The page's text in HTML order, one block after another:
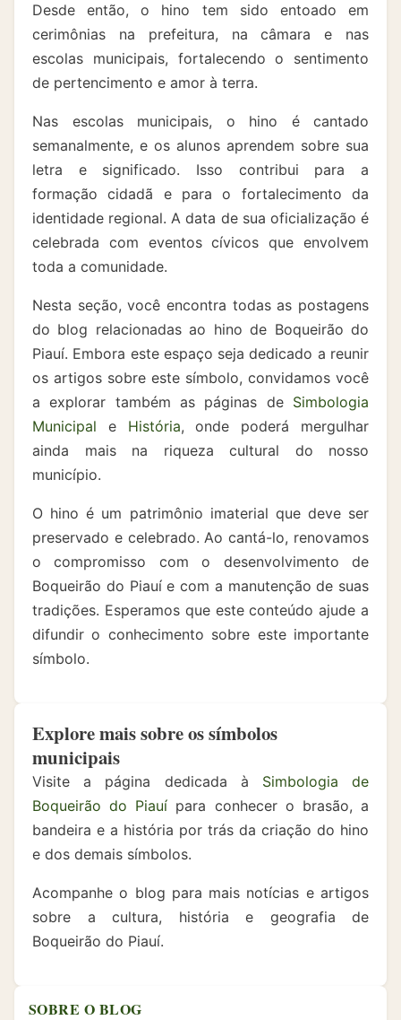
Desde então, o hino tem sido entoado em
cerimônias na prefeitura, na câmara e nas
escolas municipais, fortalecendo o sentimento
de pertencimento e amor à terra.
Nas escolas municipais, o hino é cantado
semanalmente, e os alunos aprendem sobre sua
letra e significado. Isso contribui para a
formação cidadã e para o fortalecimento da
identidade regional. A data de sua oficialização é
celebrada com eventos cívicos que envolvem
toda a comunidade.
Nesta seção, você encontra todas as postagens
do blog relacionadas ao hino de Boqueirão do
Piauí. Embora este espaço seja dedicado a reunir
os artigos sobre este símbolo, convidamos você
a explorar também as páginas de Simbologia
Municipal e História, onde poderá mergulhar
ainda mais na riqueza cultural do nosso
município.
O hino é um patrimônio imaterial que deve ser
preservado e celebrado. Ao cantá-lo, renovamos
o compromisso com o desenvolvimento de
Boqueirão do Piauí e com a manutenção de suas
tradições. Esperamos que este conteúdo ajude a
difundir o conhecimento sobre este importante
símbolo.
Explore mais sobre os símbolos
municipais
Visite a página dedicada à Simbologia de
Boqueirão do Piauí para conhecer o brasão, a
bandeira e a história por trás da criação do hino
e dos demais símbolos.
Acompanhe o blog para mais notícias e artigos
sobre a cultura, história e geografia de
Boqueirão do Piauí.
SOBRE O BLOG